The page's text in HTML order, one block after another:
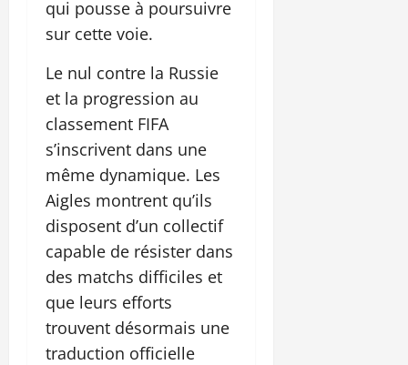
qui pousse à poursuivre
sur cette voie.
Le nul contre la Russie
et la progression au
classement FIFA
s’inscrivent dans une
même dynamique. Les
Aigles montrent qu’ils
disposent d’un collectif
capable de résister dans
des matchs difficiles et
que leurs efforts
trouvent désormais une
traduction officielle